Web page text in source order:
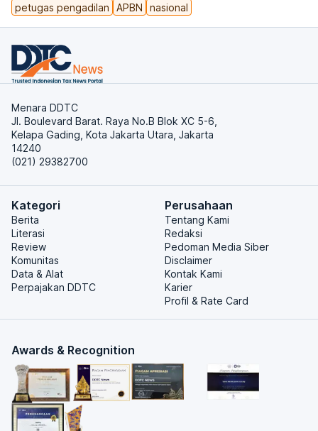
petugas pengadilan
APBN nasional
Menara DDTC
Jl. Boulevard Barat. Raya No.B Blok XC 5-6,
Kelapa Gading, Kota Jakarta Utara, Jakarta
14240
(021) 29382700
Kategori
Berita
Literasi
Review
Komunitas
Data & Alat
Perpajakan DDTC
Perusahaan
Tentang Kami
Redaksi
Pedoman Media Siber
Disclaimer
Kontak Kami
Karier
Profil & Rate Card
Awards & Recognition